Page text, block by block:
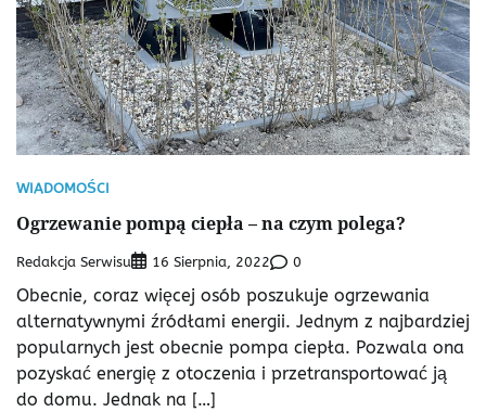
WIADOMOŚCI
Ogrzewanie pompą ciepła – na czym polega?
Redakcja Serwisu 16 Sierpnia, 2022 0
Obecnie, coraz więcej osób poszukuje ogrzewania
alternatywnymi źródłami energii. Jednym z najbardziej
popularnych jest obecnie pompa ciepła. Pozwala ona
pozyskać energię z otoczenia i przetransportować ją
do domu. Jednak na […]